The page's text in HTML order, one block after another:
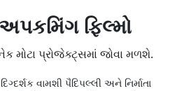
ફિલ્મો
પ્રોજેક્ટ્સમાં જોવા મળશે.
વામશી પૈદિપલ્લી અને નિર્માતા